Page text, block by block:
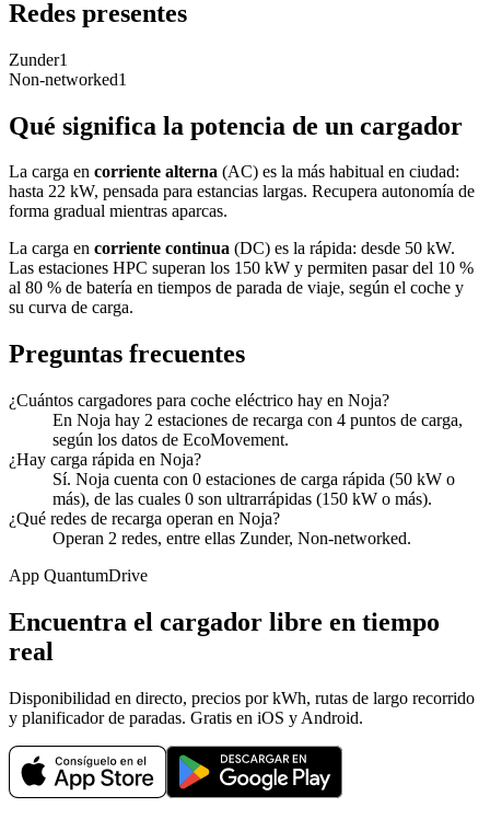
Redes presentes
Zunder1
Non-networked1
Qué significa la potencia de un cargador
La carga en corriente alterna (AC) es la más habitual en ciudad:
hasta 22 kW, pensada para estancias largas. Recupera autonomía de
forma gradual mientras aparcas.
La carga en corriente continua (DC) es la rápida: desde 50 kW.
Las estaciones HPC superan los 150 kW y permiten pasar del 10 %
al 80 % de batería en tiempos de parada de viaje, según el coche y
su curva de carga.
Preguntas frecuentes
¿Cuántos cargadores para coche eléctrico hay en Noja?
En Noja hay 2 estaciones de recarga con 4 puntos de carga,
según los datos de EcoMovement.
¿Hay carga rápida en Noja?
Sí. Noja cuenta con 0 estaciones de carga rápida (50 kW o
más), de las cuales 0 son ultrarrápidas (150 kW o más).
¿Qué redes de recarga operan en Noja?
Operan 2 redes, entre ellas Zunder, Non-networked.
App QuantumDrive
Encuentra el cargador libre en tiempo
real
Disponibilidad en directo, precios por kWh, rutas de largo recorrido
y planificador de paradas. Gratis en iOS y Android.